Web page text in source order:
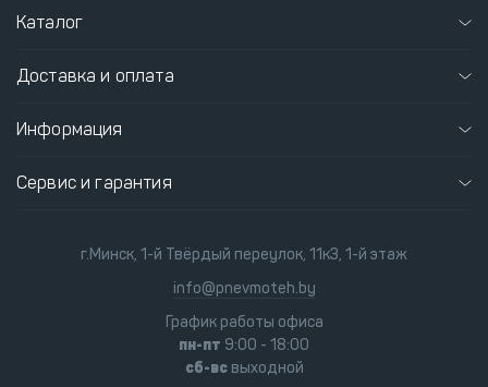
Каталог
Доставка и оплата
Информация
Сервис и гарантия
г.Минск, 1-й Твёрдый переулок, 11к3, 1-й этаж
info@pnevmoteh.by
График работы офиса
пн-пт 9:00 - 18:00
сб-всвыходной